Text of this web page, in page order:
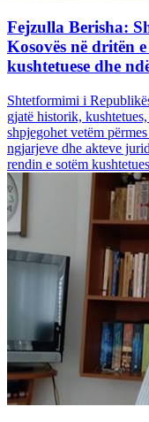
Fejzulla Berisha:
Kosovës në dritën
kushtetuese dhe
Shtetformimi i
gjatë historik,
shpjegohet vetëm
ngjarjeve dhe akteve
rendin e sotëm